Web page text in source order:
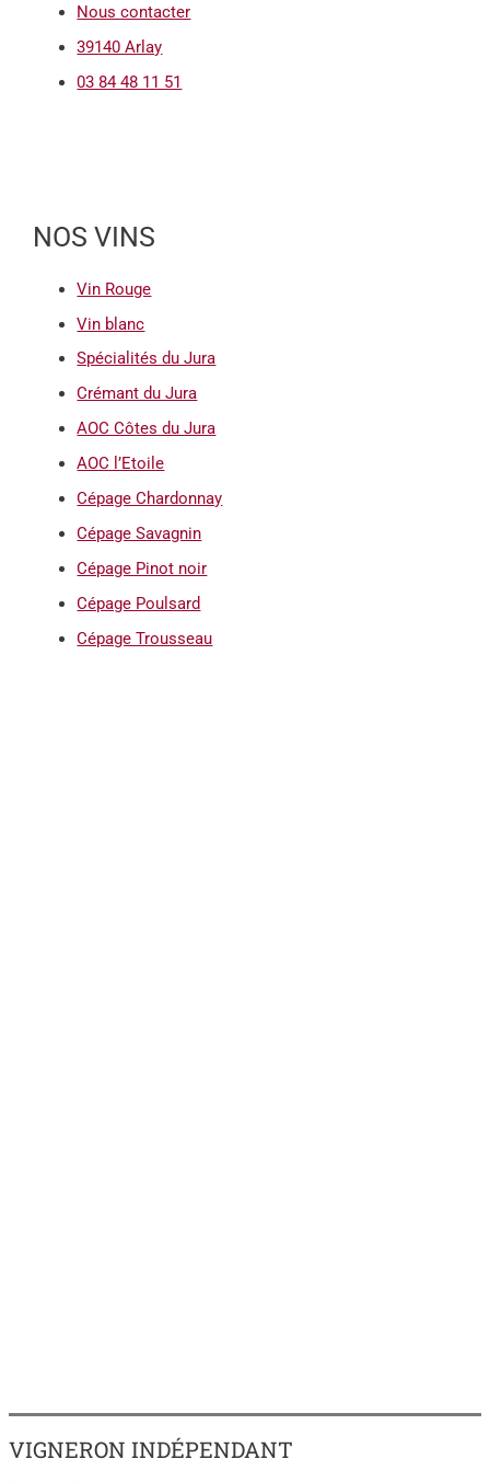
Nous contacter
39140 Arlay
03 84 48 11 51
NOS VINS
Vin Rouge
Vin blanc
Spécialités du Jura
Crémant du Jura
AOC Côtes du Jura
AOC l’Etoile
Cépage Chardonnay
Cépage Savagnin
Cépage Pinot noir
Cépage Poulsard
Cépage Trousseau
VIGNERON INDÉPENDANT